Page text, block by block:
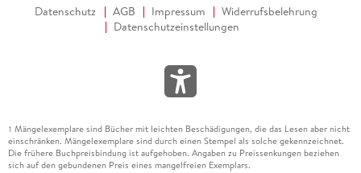
Datenschutz AGB Impressum
Widerrufsbelehrung
Datenschutzeinstellungen
1 Mängelexemplare sind Bücher mit leichten Beschädigungen, die das Lesen aber nicht
einschränken. Mängelexemplare sind durch einen Stempel als solche gekennzeichnet.
Die frühere Buchpreisbindung ist aufgehoben. Angaben zu Preissenkungen beziehen
sich auf den gebundenen Preis eines mangelfreien Exemplars.